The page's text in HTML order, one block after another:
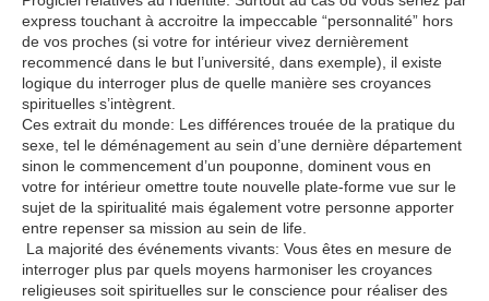
express touchant à accroitre la impeccable “personnalité” hors
de vos proches (si votre for intérieur vivez dernièrement
recommencé dans le but l’université, dans exemple), il existe
logique du interroger plus de quelle manière ses croyances
spirituelles s’intègrent.
Ces extrait du monde: Les différences trouée de la pratique du
sexe, tel le déménagement au sein d’une dernière département
sinon le commencement d’un pouponne, dominent vous en
votre for intérieur omettre toute nouvelle plate-forme vue sur le
sujet de la spiritualité mais également votre personne apporter
entre repenser sa mission au sein de life.
La majorité des événements vivants: Vous êtes en mesure de
interroger plus par quels moyens harmoniser les croyances
religieuses soit spirituelles sur le conscience pour réaliser des